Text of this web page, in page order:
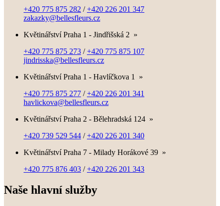
+420 775 875 282 /+420 226 201 347
zakazky@bellesfleurs.cz
Květinářství Praha 1 - Jindřišská 2 »
+420 775 875 273 /+420 775 875 107
jindrisska@bellesfleurs.cz
Květinářství Praha 1 - Havlíčkova 1
»
+420 775 875 277 /+420 226 201 341
havlickova@bellesfleurs.cz
Květinářství Praha 2 - Bělehradská 124 »
+420 739 529 544 /+420 226 201 340
Květinářství Praha 7 - Milady Horákové 39 »
+420 775 876 403 /+420 226 201 343
Naše hlavní služby